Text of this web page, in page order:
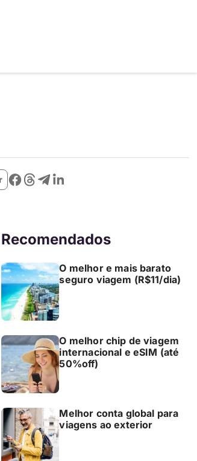
Recomendados
O melhor e mais barato
seguro viagem (R$11/dia)
O melhor chip de viagem
internacional e eSIM (até
50%off)
Melhor conta global para
viagens ao exterior